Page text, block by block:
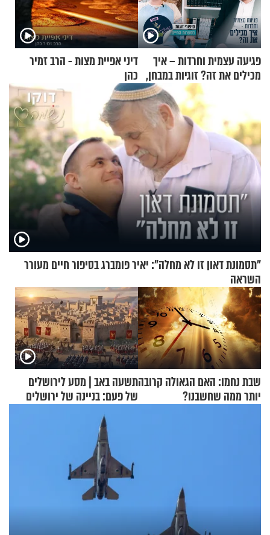
פגיעה עצמית וחרדות – איך
מכילים את זה? זוגיות במבחן,
הפעם עם יהודית ואלתר כהן
דיני אפיית מצות - הרב זמיר
כהן
"תסמונת דאון זו לא מחלה": יאיר פומברג בסיפור חיים מעורר
השראה
שבת נחמו: האם הגאולה קרובה
יותר ממה שחשבנו?
תשעה באב | מסע לירושלים
של פעם: בניינה של ירושלים